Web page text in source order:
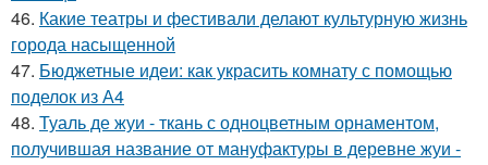
46. Какие театры и фестивали делают культурную жизнь
города насыщенной
47. Бюджетные идеи: как украсить комнату с помощью
поделок из А4
48. Туаль де жуи - ткань с одноцветным орнаментом,
получившая название от мануфактуры в деревне жуи -